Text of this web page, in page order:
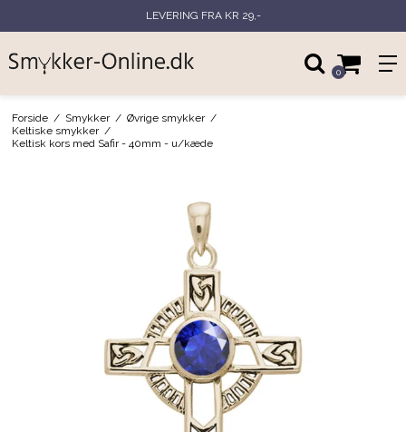
LEVERING FRA KR 29,-
0
Forside / Smykker / Øvrige smykker /
Keltiske smykker /
Keltisk kors med Safir - 40mm - u/kæde